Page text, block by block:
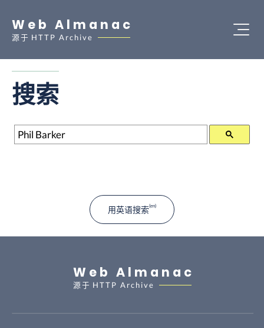
Web Almanac
源于 HTTP Archive
搜索
搜索
用英语搜索
Web Almanac
源于 HTTP Archive